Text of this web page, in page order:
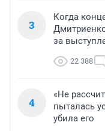
3
Когда
за
22 388
4
«Не
пыталась
убила его